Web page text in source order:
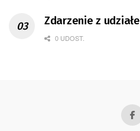
Zdarzenie z
0 UDOST.